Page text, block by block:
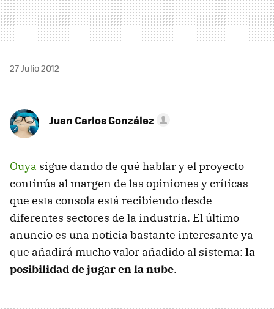
27 Julio 2012
Juan Carlos González
Ouya sigue dando de qué hablar y el proyecto
continúa al margen de las opiniones y críticas
que esta consola está recibiendo desde
diferentes sectores de la industria. El último
anuncio es una noticia bastante interesante ya
que añadirá mucho valor añadido al sistema: la
posibilidad de jugar en la nube.